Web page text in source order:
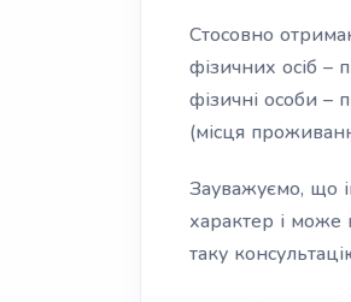
Стосовно
фізичних осіб –
фізичні особи –
(місця
Зауважуємо, що
характер і може
таку